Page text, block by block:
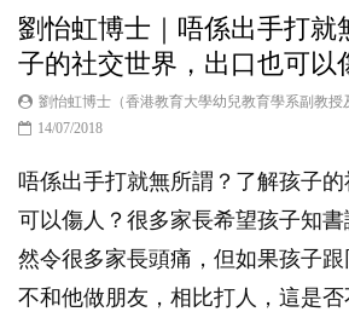
劉怡虹博士｜唔係出手打就
子的社交世界，出口也可以
劉怡虹博士（香港教育大學幼兒教育學系副教授
14/07/2018
唔係出手打就無所謂？了解孩子
可以傷人？很多家長希望孩子知
然令很多家長頭痛，但如果孩子跟
不和他做朋友，相比打人，這是